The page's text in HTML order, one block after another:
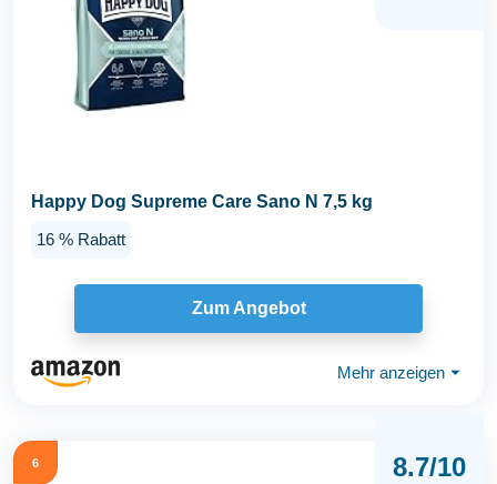
Happy Dog Supreme Care Sano N 7,5 kg
16 % Rabatt
Zum Angebot
Mehr anzeigen ⏷
6 8.7/10